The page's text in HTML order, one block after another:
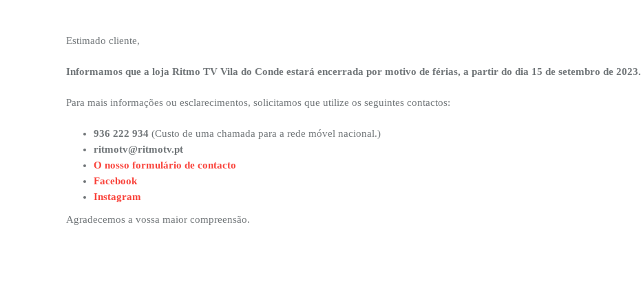
Estimado cliente,
Informamos que a loja Ritmo TV Vila do Conde estará encerrada por motivo de férias, a partir do dia 15 de setembro de 2023.
Para mais informações ou esclarecimentos, solicitamos que utilize os seguintes contactos:
936 222 934(Custo de uma chamada para a rede móvel nacional.)
ritmotv@ritmotv.pt
O nosso formulário de contacto
Facebook
Instagram
Agradecemos a vossa maior compreensão.